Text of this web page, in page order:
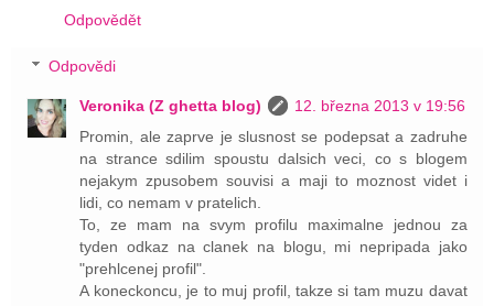
Odpovědět
Odpovědi
Veronika (Z ghetta blog)
12. března 2013 v 19:56
Promin, ale zaprve je slusnost se podepsat a zadruhe
na strance sdilim spoustu dalsich veci, co s blogem
nejakym zpusobem souvisi a maji to moznost videt i
lidi, co nemam v pratelich.
To, ze mam na svym profilu maximalne jednou za
tyden odkaz na clanek na blogu, mi nepripada jako
"prehlcenej profil".
A koneckoncu, je to muj profil, takze si tam muzu davat